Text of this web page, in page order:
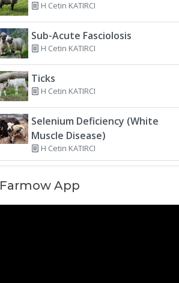
H Cetin KATIRCI
Sub-Acute Fasciolosis
H Cetin KATIRCI
Ticks
H Cetin KATIRCI
Selenium Deficiency (White
Muscle Disease)
H Cetin KATIRCI
Farmow App